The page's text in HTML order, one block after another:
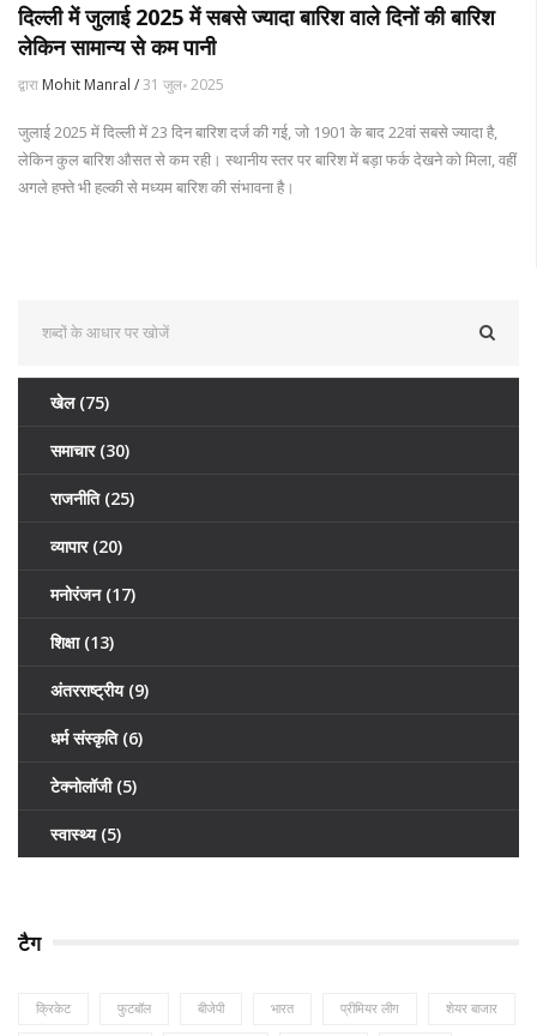
दिल्ली में जुलाई 2025 में सबसे ज्यादा बारिश वाले दिनों की बारिश
लेकिन सामान्य से कम पानी
द्वारा Mohit Manral /31 जुल॰ 2025
जुलाई 2025 में दिल्ली में 23 दिन बारिश दर्ज की गई, जो 1901 के बाद 22वां सबसे ज्यादा है,
लेकिन कुल बारिश औसत से कम रही। स्थानीय स्तर पर बारिश में बड़ा फर्क देखने को मिला, वहीं
अगले हफ्ते भी हल्की से मध्यम बारिश की संभावना है।
खेल (75)
समाचार (30)
राजनीति (25)
व्यापार (20)
मनोरंजन (17)
शिक्षा (13)
अंतरराष्ट्रीय (9)
धर्म संस्कृति (6)
टेक्नोलॉजी (5)
स्वास्थ्य (5)
टैग
क्रिकेट फुटबॉल बीजेपी भारत प्रीमियर लीग शेयर बाजार